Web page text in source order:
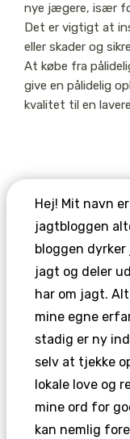
nye jægere, især
Det er vigtigt at
eller skader og
At købe fra
give en pålidelig
kvalitet til en
Hej! Mit navn
jagtbloggen
bloggen
jagt og deler
har om jagt.
mine egne
stadig er ny
selv at tjekke
lokale love og
mine ord for
kan nemlig